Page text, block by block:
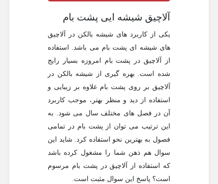
آلاچیق شیشه ایی پشت بام
یکی از کاربرد های شیشه بالکن در آلاچیق
های شیشه ای پشت بام می باشد. استفاده
از آلاچیق در پشت بام امروزه بسیار رایج
شده است. بهره گیری از شیشه بالکن در
آلاچیق بر روی پشت بام علاوه بر زیبایی و
استفاده از دید و منظر بهتر، موجب کاربرد
آن در فصل های مختلف سال می شود. به
این ترتیب می توان از پشت بام در تمامی
فصول به بهترین نحو استفاده کرد. شاید این
سوال هم ذهن شما را مشغول کرده باشد
که استفاده از آلاچیق در پشت بام مرسوم
است؟ پاسخ این سوال مثبت است.